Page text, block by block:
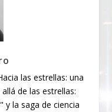
las estrellas: una
de las estrellas:
y la saga de ciencia